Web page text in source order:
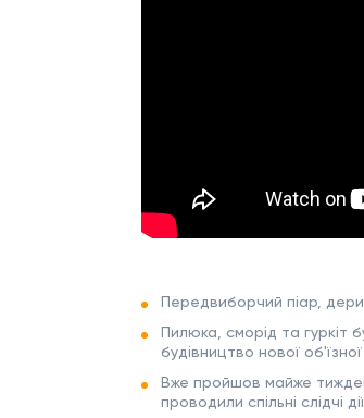
Передвиборчий піар,
Пилюка, сморід та гуркіт
будівництво нової
Вже пройшов майже
проводили спільні слідчі